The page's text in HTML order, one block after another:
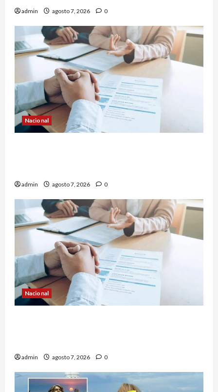
admin agosto 7, 2026 0
Nacional
admin agosto 7, 2026 0
Nacional
admin agosto 7, 2026 0